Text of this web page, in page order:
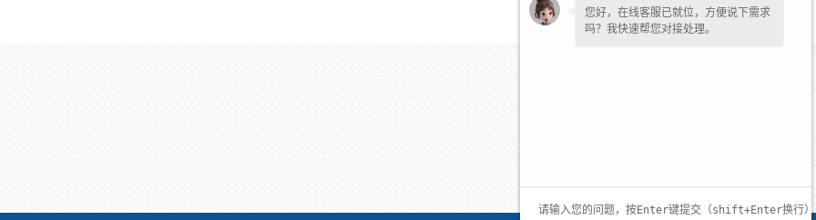
您好，在线客服已就位，方便说下需求
吗？我快速帮您对接处理。